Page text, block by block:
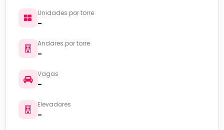
Unidades por torre
-
Andares por torre
-
Vagas
-
Elevadores
-